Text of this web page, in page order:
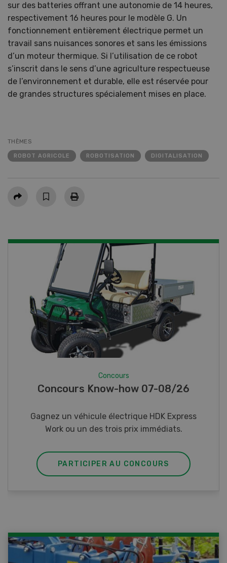
sur des batteries offrant une autonomie de 14 heures,
respectivement 16 heures pour le modèle G. Un
fonctionnement entièrement électrique permet un
travail sans nuisances sonores et sans les émissions
d’un moteur thermique. Si l’utilisation de ce robot
s’inscrit dans le sens d’une agriculture respectueuse
de l’environnement et durable, elle est réservée pour
de grandes structures spécialement mises en place.
THÈMES
ROBOT AGRICOLE ROBOTISATION DIGITALISATION
Partager
Photo mystère 07-08/26
Gagnez l’un des cinq couteaux de poche LANDI
PARTICIPER AU CONCOURS